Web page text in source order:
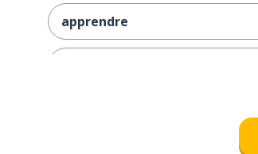
apprendre